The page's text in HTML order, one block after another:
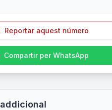
Reportar aquest número
Compartir per WhatsApp